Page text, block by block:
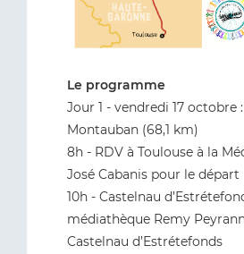
Le programme
Jour 1 - vendredi 17 octobre
Montauban (68,1 km)
8h - RDV à Toulouse à la
José Cabanis pour le départ
10h - Castelnau
médiathèque Remy
Castelnau d’Estrétefonds